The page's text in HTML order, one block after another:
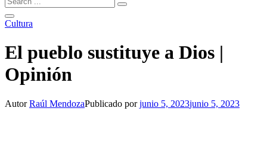
Cultura
El pueblo sustituye a Dios |
Opinión
AutorRaúl MendozaPublicado porjunio 5, 2023junio 5, 2023